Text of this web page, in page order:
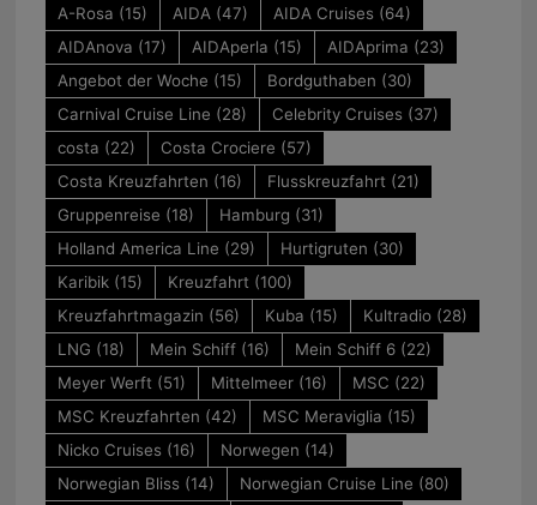
A-Rosa (15) AIDA (47) AIDA Cruises (64)
AIDAnova (17) AIDAperla (15) AIDAprima (23)
Angebot der Woche (15) Bordguthaben (30)
Carnival Cruise Line (28) Celebrity Cruises (37)
costa (22) Costa Crociere (57)
Costa Kreuzfahrten (16) Flusskreuzfahrt (21)
Gruppenreise (18) Hamburg (31)
Holland America Line (29) Hurtigruten (30)
Karibik(15) Kreuzfahrt (100)
Kreuzfahrtmagazin (56) Kuba (15) Kultradio(28)
LNG (18) Mein Schiff(16) Mein Schiff 6(22)
Meyer Werft (51) Mittelmeer(16) MSC (22)
MSC Kreuzfahrten (42) MSC Meraviglia (15)
Nicko Cruises (16) Norwegen (14)
Norwegian Bliss (14) Norwegian Cruise Line (80)